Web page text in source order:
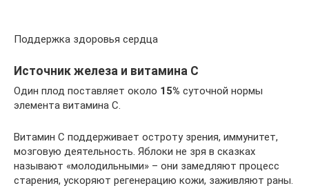
Поддержка здоровья сердца
Источник железа и витамина С
Один плод поставляет около 15% суточной нормы
элемента витамина С.
Витамин С поддерживает остроту зрения, иммунитет,
мозговую деятельность. Яблоки не зря в сказках
называют «молодильными» – они замедляют процесс
старения, ускоряют регенерацию кожи, заживляют раны.